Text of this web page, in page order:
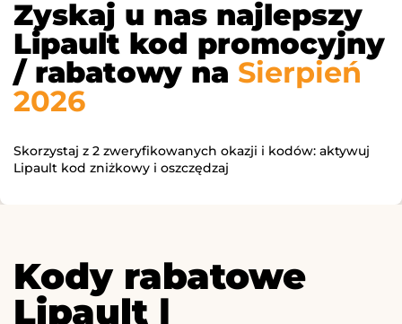
Zyskaj u nas najlepszy
Lipault kod promocyjny
/ rabatowy na Sierpień
2026
Skorzystaj z 2 zweryfikowanych okazji i kodów: aktywuj
Lipault kod zniżkowy i oszczędzaj
Kody rabatowe
Lipault |